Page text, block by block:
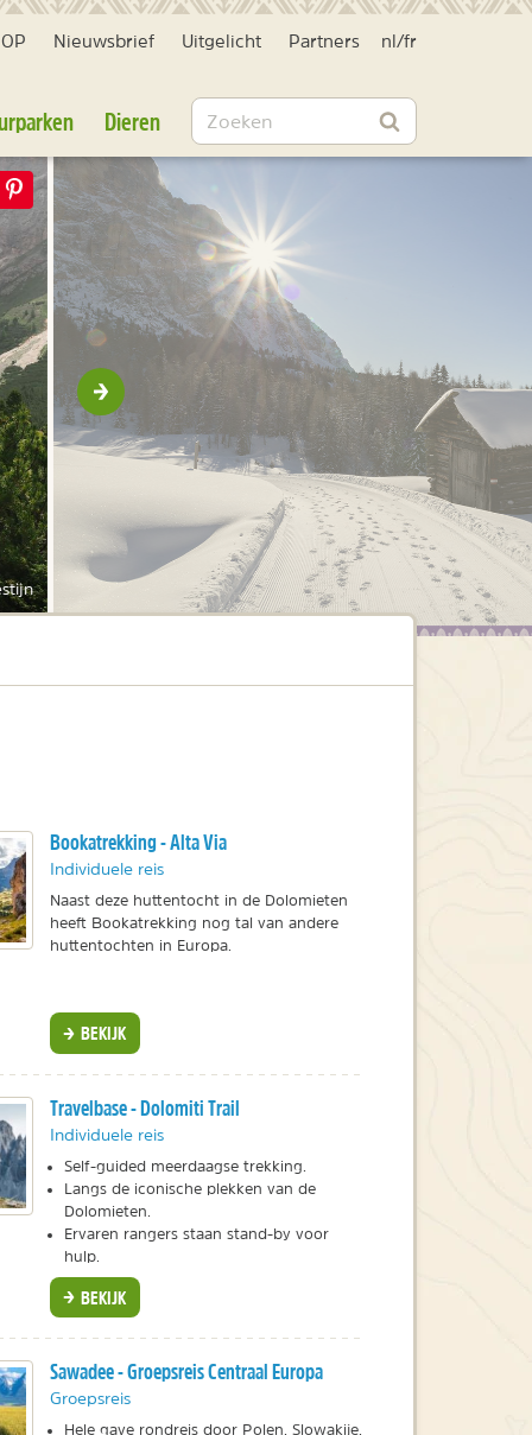
Nieuwsbrief Uitgelicht Partners nl /fr
Dieren Zoeken
Zoeken
Volgende
Bookatrekking - Alta Via
Individuele reis
Naast deze huttentocht in de Dolomieten
heeft Bookatrekking nog tal van andere
huttentochten in Europa.
BEKIJK
Travelbase - Dolomiti Trail
Individuele reis
Self-guided meerdaagse trekking.
Langs de iconische plekken van de
Dolomieten.
Ervaren rangers staan stand-by voor
hulp.
BEKIJK
Sawadee - Groepsreis Centraal Europa
Groepsreis
Hele gave rondreis door Polen, Slowakije,